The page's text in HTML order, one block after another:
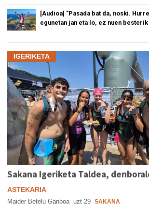
[Audioa] "Pasada bat da, noski.
egunetan jan eta lo, ez nuen
IGERIKETA
Sakana Igeriketa Taldea,
ASTEKARIA
Maider Betelu Ganboa uzt 29 SAKANA